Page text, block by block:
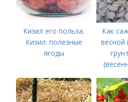
Кизил его польза.
Кизил: полезные
ягоды
Как
весной